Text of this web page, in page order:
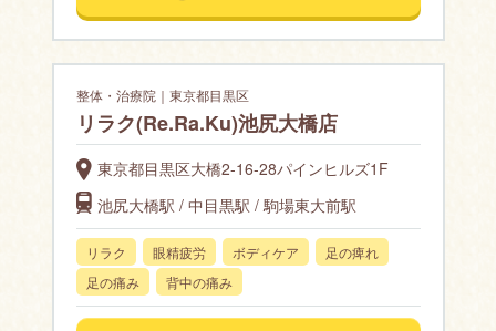
整体・治療院｜東京都目黒区
リラク(Re.Ra.Ku)池尻大橋店
東京都目黒区大橋2-16-28パインヒルズ1F
池尻大橋駅 / 中目黒駅 / 駒場東大前駅
リラク 眼精疲労 ボディケア
足の痺れ
足の痛み
背中の痛み